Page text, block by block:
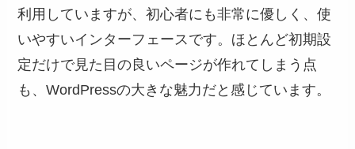
利用していますが、初心者にも非常に優しく、使
いやすいインターフェースです。ほとんど初期設
定だけで見た目の良いページが作れてしまう点
も、WordPressの大きな魅力だと感じています。